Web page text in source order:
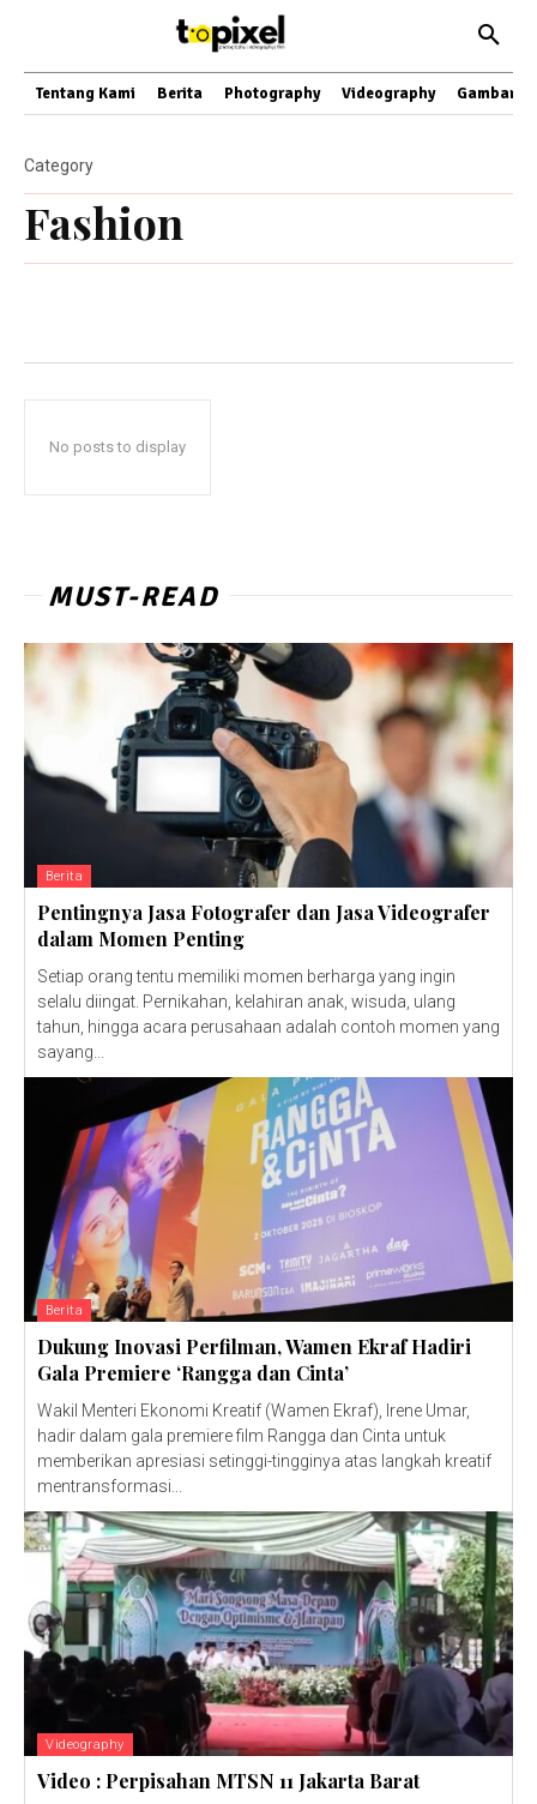
Tentang Kami Berita Photography Videography Gambar
Fashion
Category
No posts to display
MUST-READ
Berita
Pentingnya Jasa Fotografer dan Jasa Videografer
dalam Momen Penting
Setiap orang tentu memiliki momen berharga yang ingin
selalu diingat. Pernikahan, kelahiran anak, wisuda, ulang
tahun, hingga acara perusahaan adalah contoh momen yang
sayang...
Berita
Dukung Inovasi Perfilman, Wamen Ekraf Hadiri
Gala Premiere ‘Rangga dan Cinta’
Wakil Menteri Ekonomi Kreatif (Wamen Ekraf), Irene Umar,
hadir dalam gala premiere film Rangga dan Cinta untuk
memberikan apresiasi setinggi-tingginya atas langkah kreatif
mentransformasi...
Videography
Video : Perpisahan MTSN 11 Jakarta Barat